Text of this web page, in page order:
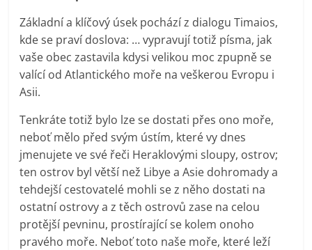
Základní a klíčový úsek pochází z dialogu Timaios,
kde se praví doslova: … vypravují totiž písma, jak
vaše obec zastavila kdysi velikou moc zpupně se
valící od Atlantického moře na veškerou Evropu i
Asii.
Tenkráte totiž bylo lze se dostati přes ono moře,
neboť mělo před svým ústím, které vy dnes
jmenujete ve své řeči Heraklovými sloupy, ostrov;
ten ostrov byl větší než Libye a Asie dohromady a
tehdejší cestovatelé mohli se z něho dostati na
ostatní ostrovy a z těch ostrovů zase na celou
protější pevninu, prostírající se kolem onoho
pravého moře. Neboť toto naše moře, které leží